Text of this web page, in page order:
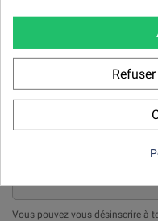
Adresse: FranceShop
LETTRE
Vous pouvez vous désinscrire à